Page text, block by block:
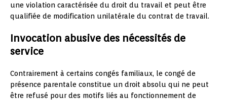
une violation caractérisée du droit du travail et peut être
qualifiée de modification unilatérale du contrat de travail.
Invocation abusive des nécessités de
service
Contrairement à certains congés familiaux, le congé de
présence parentale constitue un droit absolu qui ne peut
être refusé pour des motifs liés au fonctionnement de